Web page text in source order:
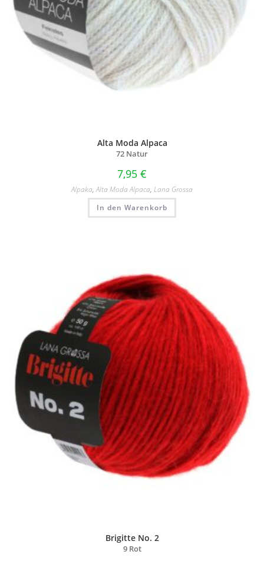
Alta Moda Alpaca
72 Natur
7,95 €
Alpaka,Alta Moda Alpaca, Lana Grossa
In den Warenkorb
Brigitte No. 2
9 Rot